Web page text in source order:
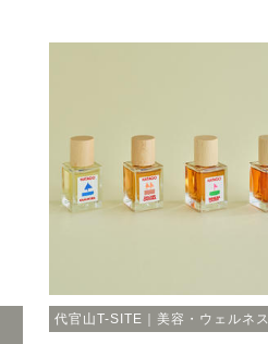
代官山T-SITE｜美容・ウェルネス